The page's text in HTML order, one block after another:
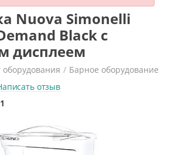
Nuova Simonelli
Black с
дисплеем
оборудования / Барное оборудование
simonelli /
отзыв